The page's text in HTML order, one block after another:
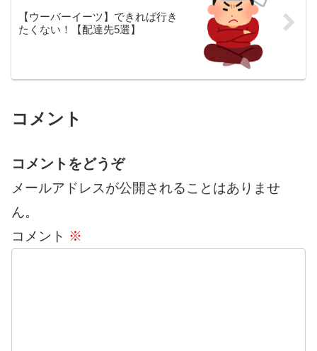
【ウーバーイーツ】できれば行き
たくない！【配達先5選】
コメント
コメントをどうぞ
メールアドレスが公開されることはありませ
ん。
コメント ※